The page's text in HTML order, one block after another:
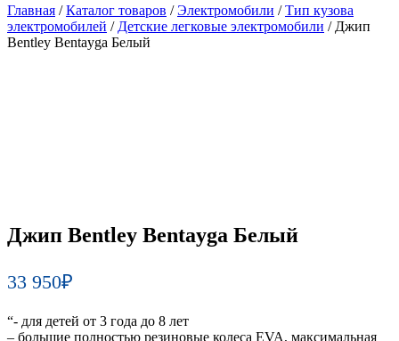
Главная /Каталог товаров /Электромобили /Тип кузова
электромобилей / Детские легковые электромобили / Джип
Bentley Bentayga Белый
Джип Bentley Bentayga Белый
33 950₽
“- для детей от 3 года до 8 лет
– большие полностью резиновые колеса EVA, максимальная